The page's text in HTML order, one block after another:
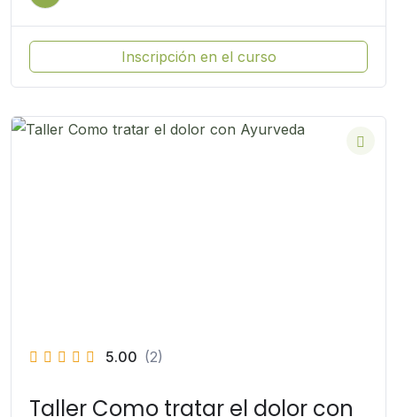
Inscripción en el curso
5.00 (2)
Taller Como tratar el dolor con